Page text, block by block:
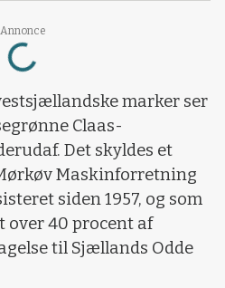
Annonce
Loading...
marker ser
Claas-
Det skyldes et
Maskinforretning
siden 1957, og som
over 40 procent af
til Sjællands Odde